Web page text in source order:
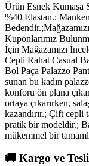
Ürün Esnek Kumaşa
%40 Elastan.;
Kuponlarımız
İçin Mağazamızı
Cepli Rahat Casual
Bol Paça Palazzo
sunan bu kadın
konforu ön plana
ortaya çıkarırken,
kazandırır.; Çift cepli
pratik bir modeldir.;
mükemmel bir
🚚 Kargo ve